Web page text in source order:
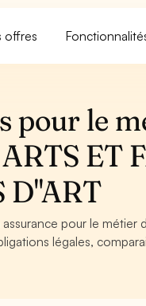
offres
pour le
ET
D''ART
pour le métier
légales,